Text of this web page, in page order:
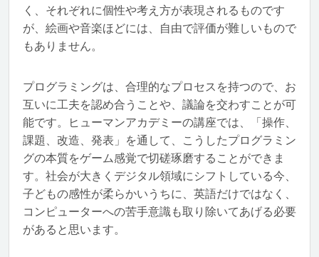
く、それぞれに個性や考え方が表現されるものです
が、絵画や音楽ほどには、自由で評価が難しいもので
もありません。
プログラミングは、合理的なプロセスを持つので、お
互いに工夫を認め合うことや、議論を交わすことが可
能です。ヒューマンアカデミーの講座では、「操作、
課題、改造、発表」を通して、こうしたプログラミン
グの本質をゲーム感覚で切磋琢磨することができま
す。社会が大きくデジタル領域にシフトしている今、
子どもの感性が柔らかいうちに、英語だけではなく、
コンピューターへの苦手意識も取り除いてあげる必要
があると思います。